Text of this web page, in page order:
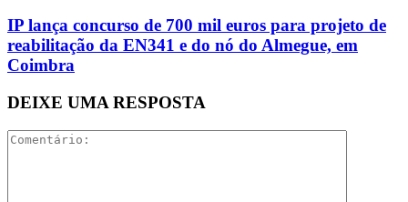
IP lança concurso de 700 mil euros para projeto de
reabilitação da EN341 e do nó do Almegue, em
Coimbra
DEIXE UMA RESPOSTA